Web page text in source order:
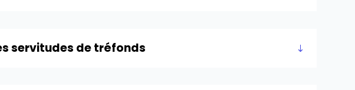
servitudes de tréfonds